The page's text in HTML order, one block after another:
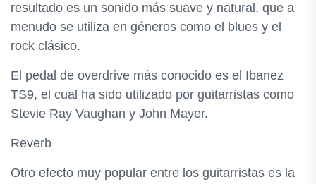
resultado es un sonido más suave y natural, que a
menudo se utiliza en géneros como el blues y el
rock clásico.
El pedal de overdrive más conocido es el Ibanez
TS9, el cual ha sido utilizado por guitarristas como
Stevie Ray Vaughan y John Mayer.
Reverb
Otro efecto muy popular entre los guitarristas es la